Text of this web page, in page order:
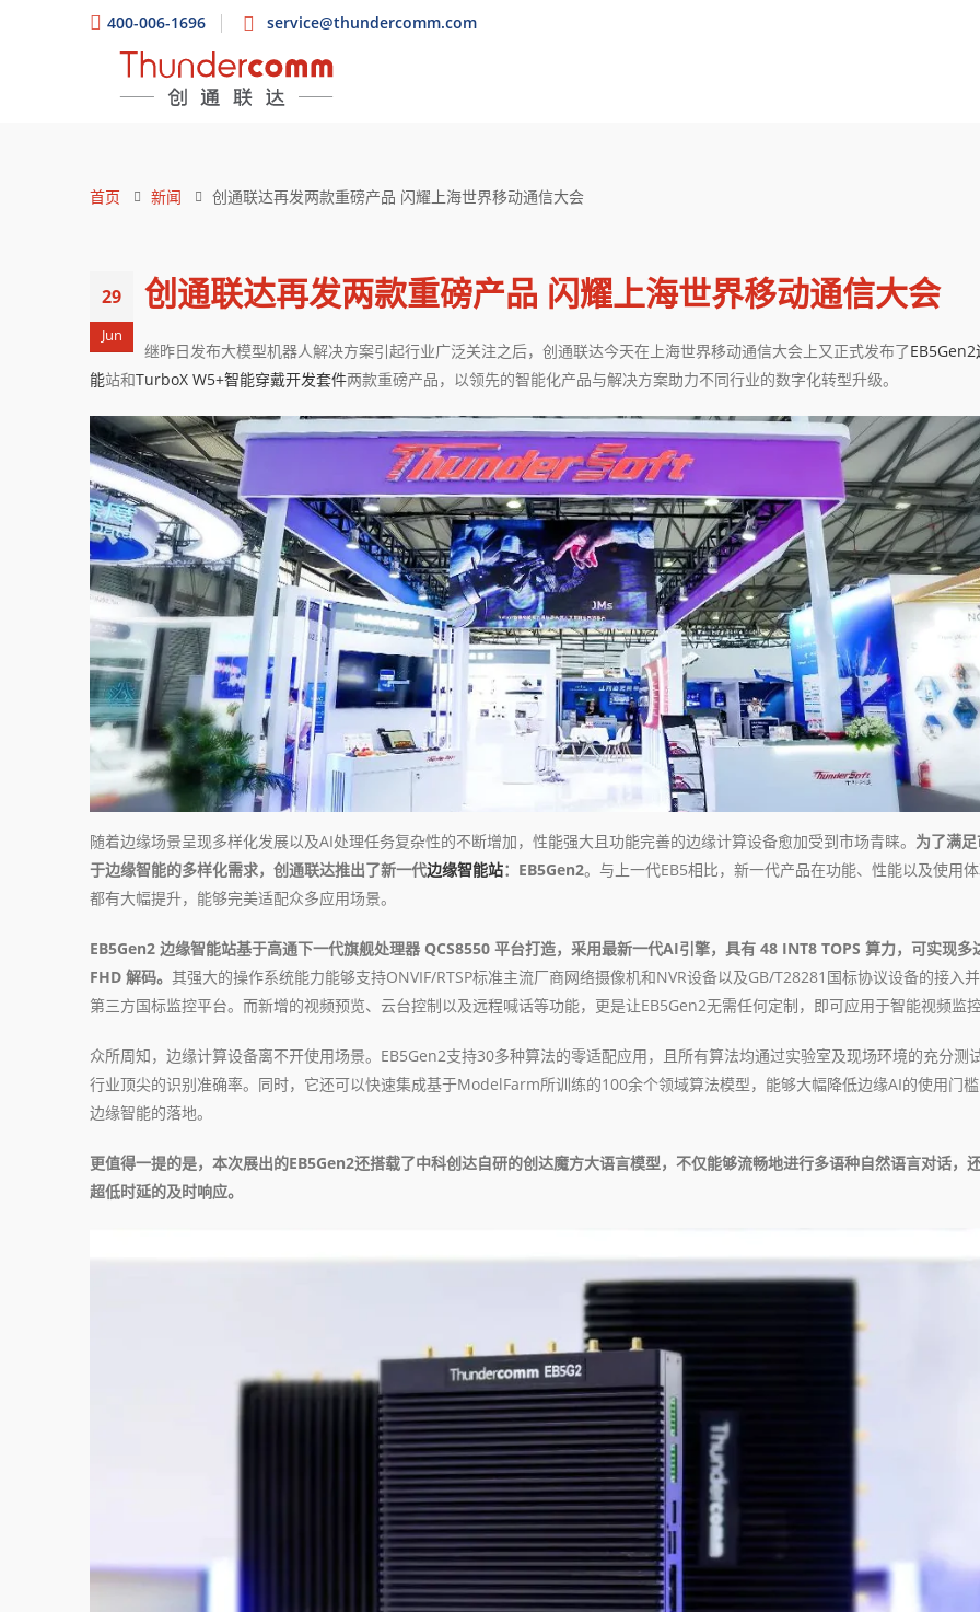
400-006-1696 service@thundercomm.com
首页 新闻 创通联达再发两款重磅产品 闪耀上海世界移动通信大会
29
Jun
创通联达再发两款重磅产品 闪耀上海世界移动通信大会
继昨日发布大模型机器人解决方案引起行业广泛关注之后，创通联达今天在上海世界移动通信大会上又正式发布了
能站和TurboX W5+智能穿戴开发套件两款重磅产品，以领先的智能化产品与解决方案助力不同行业的数字化转型升级。
随着边缘场景呈现多样化发展以及AI处理任务复杂性的不断增加，性能强大且功能完善的边缘计算设备愈加受到市场青睐。 为了满
于边缘智能的多样化需求，创通联达推出了新一代边缘智能站：EB5Gen2。与上一代EB5相比，新一代产品在功能、性能以及使用
都有大幅提升，能够完美适配众多应用场景。
EB5Gen2 边缘智能站基于高通下一代旗舰处理器 QCS8550 平台打造，采用最新一代AI引擎，具有 48 INT8 TOPS 算力，可实现多
FHD 解码。 其强大的操作系统能力能够支持ONVIF/RTSP标准主流厂商网络摄像机和NVR设备以及GB/T28281国标协议设备的接入
第三方国标监控平台。而新增的视频预览、云台控制以及远程喊话等功能，更是让EB5Gen2无需任何定制，即可应用于智能视频监
众所周知，边缘计算设备离不开使用场景。EB5Gen2支持30多种算法的零适配应用，且所有算法均通过实验室及现场环境的充分测
行业顶尖的识别准确率。同时，它还可以快速集成基于ModelFarm所训练的100余个领域算法模型，能够大幅降低边缘AI的使用门
边缘智能的落地。
更值得一提的是，本次展出的EB5Gen2还搭载了中科创达自研的创达魔方大语言模型，不仅能够流畅地进行多语种自然语言对话，
超低时延的及时响应。